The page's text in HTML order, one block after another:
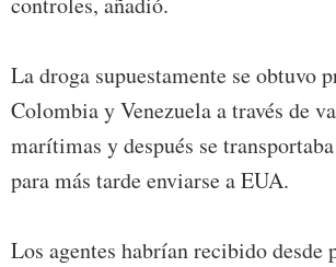
La droga supuestamente se obtuvo
Colombia y Venezuela a través de
marítimas y después se
para más tarde enviarse a EUA.
Los agentes habrían recibido desde